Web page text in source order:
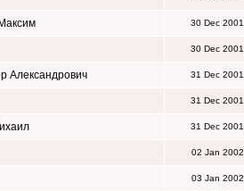
30 Dec 2001
30 Dec 2001
Александрович 31 Dec 2001
31 Dec 2001
31 Dec 2001
02 Jan 2002
03 Jan 2002